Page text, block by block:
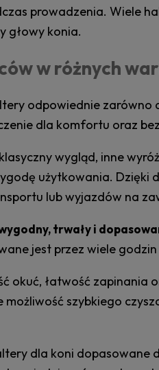
prowadzenia. Wiele
głowy konia.
w różnych
odpowiednie
dla komfortu oraz
wygląd, inne
użytkowania. Dzięki
lub wyjazdów na
trwały i
jest przez wiele
okuć, łatwość zapinania
możliwość szybkiego
dla koni dopasowane